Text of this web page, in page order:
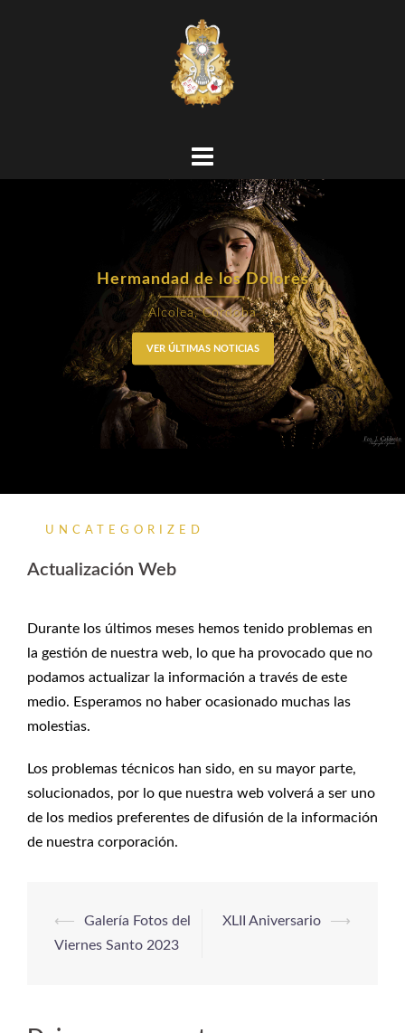
Hermandad de los Dolores
Alcolea, Córdoba
VER ÚLTIMAS NOTICIAS
UNCATEGORIZED
Actualización Web
Durante los últimos meses hemos tenido problemas en
la gestión de nuestra web, lo que ha provocado que no
podamos actualizar la información a través de este
medio. Esperamos no haber ocasionado muchas las
molestias.
Los problemas técnicos han sido, en su mayor parte,
solucionados, por lo que nuestra web volverá a ser uno
de los medios preferentes de difusión de la información
de nuestra corporación.
⟵
Galería Fotos del
Viernes Santo 2023
XLII Aniversario ⟶